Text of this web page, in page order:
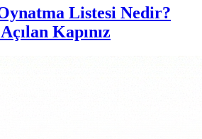
Listesi Nedir?
Kapınız